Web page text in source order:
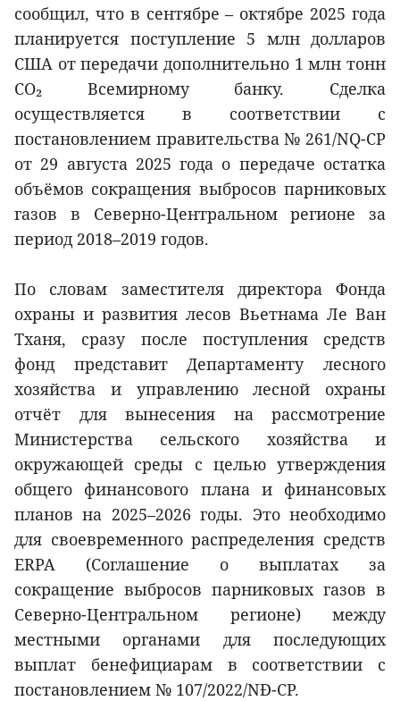
сообщил, что в сентябре – октябре 2025 года
планируется поступление 5 млн долларов
США от передачи дополнительно 1 млн тонн
CO₂ Всемирному банку. Сделка
осуществляется в соответствии с
постановлением правительства № 261/NQ-CP
от 29 августа 2025 года о передаче остатка
объёмов сокращения выбросов парниковых
газов в Северно-Центральном регионе за
период 2018–2019 годов.
По словам заместителя директора Фонда
охраны и развития лесов Вьетнама Ле Ван
Тханя, сразу после поступления средств
фонд представит Департаменту лесного
хозяйства и управлению лесной охраны
отчёт для вынесения на рассмотрение
Министерства сельского хозяйства и
окружающей среды с целью утверждения
общего финансового плана и финансовых
планов на 2025–2026 годы. Это необходимо
для своевременного распределения средств
ERPA (Соглашение о выплатах за
сокращение выбросов парниковых газов в
Северно-Центральном регионе) между
местными органами для последующих
выплат бенефициарам в соответствии с
постановлением № 107/2022/NĐ-CP.